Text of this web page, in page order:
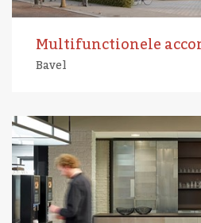
Multifunctionele
Bavel